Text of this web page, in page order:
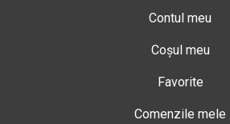
Contul meu
Coșul meu
Favorite
Comenzile mele